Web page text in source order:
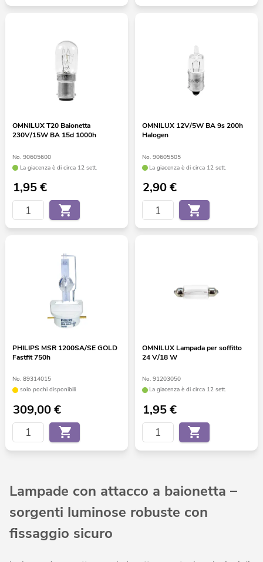
OMNILUX T20 Baionetta
230V/15W BA 15d 1000h
No. 90605600
La giacenza è di circa 12 sett.
1,95€
OMNILUX 12V/5W BA 9s 200h
Halogen
No. 90605505
La giacenza è di circa 12 sett.
2,90€
PHILIPS MSR 1200SA/SE GOLD
Fastfit 750h
No. 89314015
solo pochi disponibili
309,00€
OMNILUX Lampada per soffitto
24 V/18 W
No. 91203050
La giacenza è di circa 12 sett.
1,95€
Lampade con attacco a baionetta –
sorgenti luminose robuste con
fissaggio sicuro